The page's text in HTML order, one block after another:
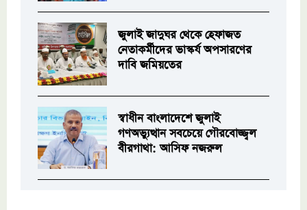
জুলাই জাদুঘর থেকে হেফাজত
নেতাকর্মীদের ভাস্কর্য অপসারণের
দাবি জমিয়তের
স্বাধীন বাংলাদেশে জুলাই
গণঅভ্যুত্থান সবচেয়ে গৌরবোজ্জ্বল
বীরগাথা: আসিফ নজরুল